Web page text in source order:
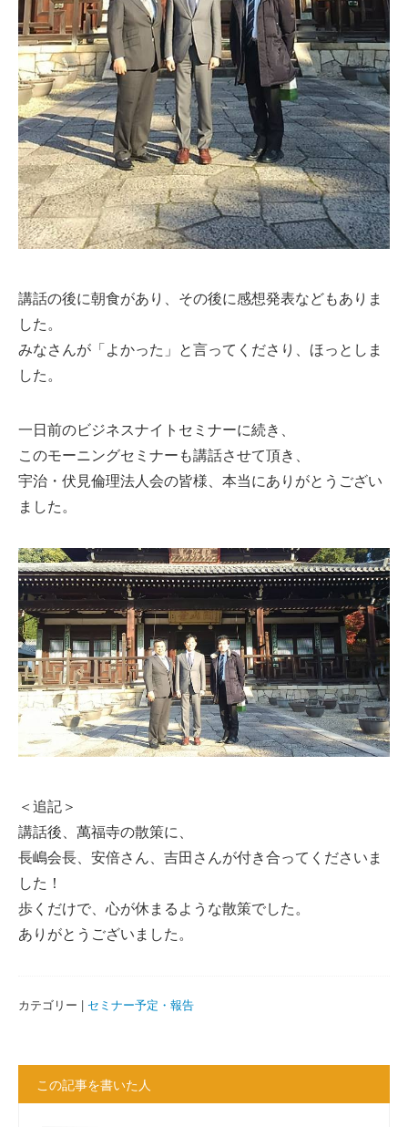
講話の後に朝食があり、その後に感想発表などもありま
した。
みなさんが「よかった」と言ってくださり、ほっとしま
した。
一日前のビジネスナイトセミナーに続き、
このモーニングセミナーも講話させて頂き、
宇治・伏見倫理法人会の皆様、本当にありがとうござい
ました。
＜追記＞
講話後、萬福寺の散策に、
長嶋会長、安倍さん、吉田さんが付き合ってくださいま
した！
歩くだけで、心が休まるような散策でした。
ありがとうございました。
カテゴリー | セミナー予定・報告
この記事を書いた人